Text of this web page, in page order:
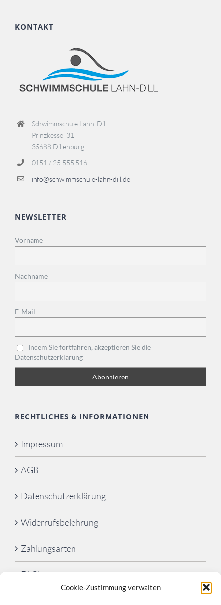
Cookie-Zustimmung verwalten
KONTAKT
Schwimmschule Lahn-Dill
Prinzkessel 31
35688 Dillenburg
0151 / 25 555 516
info@schwimmschule-lahn-dill.de
NEWSLETTER
Vorname
Nachname
E-Mail
Indem Sie fortfahren, akzeptieren Sie die
Datenschutzerklärung
RECHTLICHES & INFORMATIONEN
Impressum
AGB
Datenschutzerklärung
Widerrufsbelehrung
Zahlungsarten
FAQ’s